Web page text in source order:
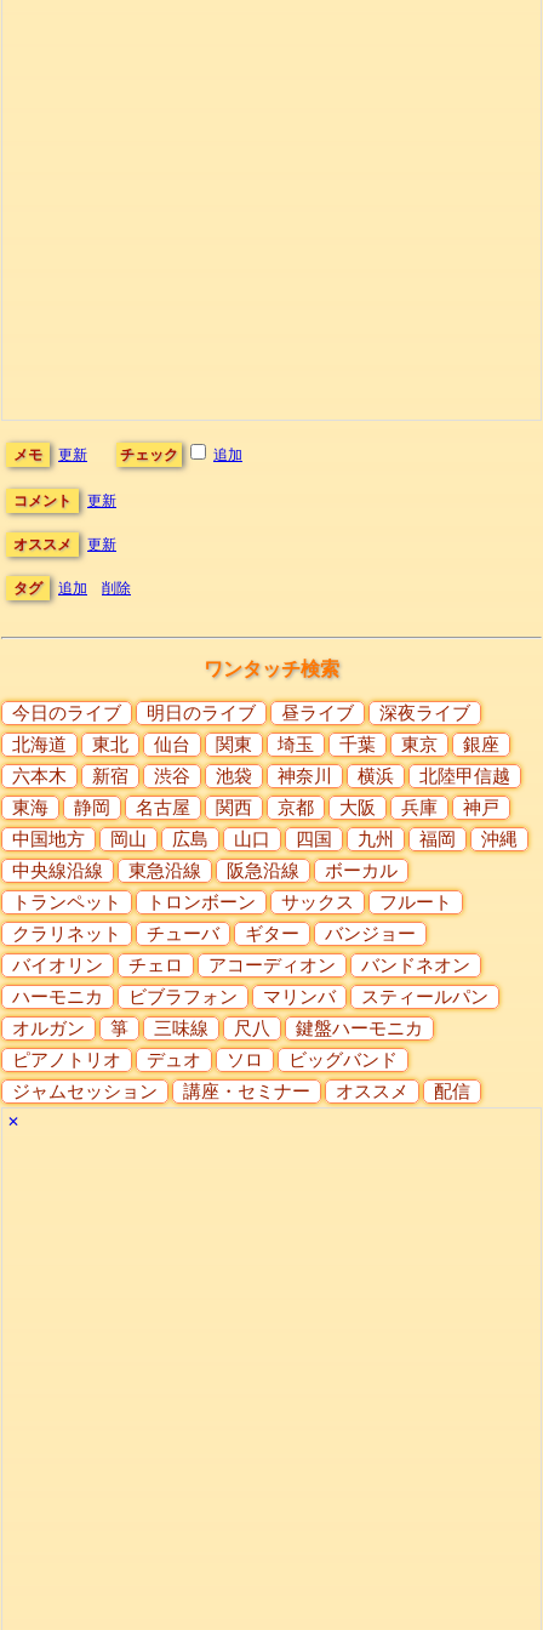
メモ 更新 チェック 追加
コメント 更新
オススメ 更新
タグ 追加 削除
ワンタッチ検索
今日のライブ 明日のライブ 昼ライブ
深夜ライブ
北海道
東北 仙台 関東 埼玉 千葉 東京
銀座
六本木
新宿 渋谷 池袋 神奈川 横浜
北陸甲信越
東海
静岡 名古屋 関西 京都 大阪 兵庫
神戸
中国地方
岡山 広島 山口 四国 九州 福岡
沖縄
中央線沿線
東急沿線 阪急沿線
ボーカル
トランペット
トロンボーン サックス
フルート
クラリネット
チューバ ギター
バンジョー
バイオリン
チェロ アコーディオン
バンドネオン
ハーモニカ
ビブラフォン マリンバ
スティールパン
オルガン
箏 三味線 尺八
鍵盤ハーモニカ
ピアノトリオ
デュオ ソロ
ビッグバンド
ジャムセッション
講座・セミナー オススメ 配信
✕